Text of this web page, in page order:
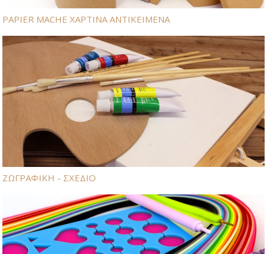
PAPIER MACHE ΧΑΡΤΙΝΑ ΑΝΤΙΚΕΙΜΕΝΑ
ΖΩΓΡΑΦΙΚΗ - ΣΧΕΔΙΟ